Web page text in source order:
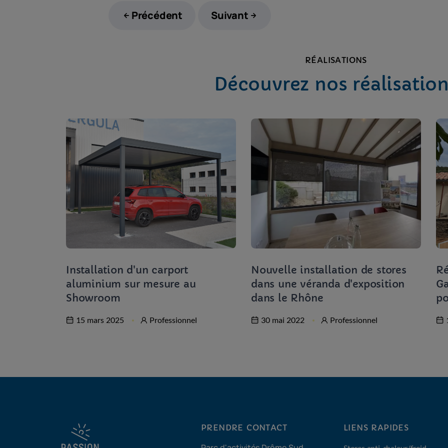
Précédent Suivant
RÉALISATIONS
Découvrez nos
Installation d'un carport
aluminium sur mesure au
Showroom
15 mars 2025 Professionnel
Nouvelle installation de stores
dans une véranda d'exposition
dans le Rhône
30 mai 2022 Professionnel
PRENDRE CONTACT LIENS RAPIDES